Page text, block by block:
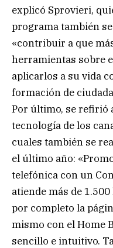
explicó Sprovieri,
programa también
«contribuir a que
herramientas sobre
aplicarlos a su vida
formación de
Por último, se refirió
tecnología de los
cuales también se
el último año:
telefónica con un
atiende más de
por completo la
mismo con el Home
sencillo e intuitivo.